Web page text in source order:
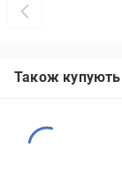
Також купують